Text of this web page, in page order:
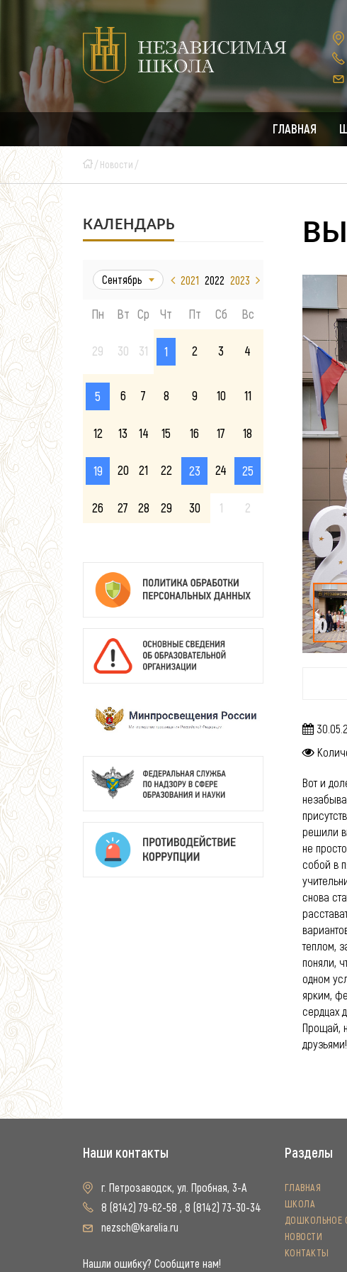
ГЛАВНАЯ
Новости
КАЛЕНДАРЬ
Сентябрь 2021 2022 2023
Пн Вт Ср Чт Пт Сб Вс
29 30 31 1 2 3 4
5 6 7 8 9 10 11
12 13 14 15 16 17 18
19 20 21 22 23 24 25
26 27 28 29 30 1 2
Вот и
решили
не
собой в
снова
теплом,
поняли,
одном
ярким,
сердцах
Прощай,
друзьями!
Наши контакты
г. Петрозаводск, ул. Пробная, 3-А
8 (8142) 79-62-58 , 8 (8142) 73-30-34
nezsch@karelia.ru
Нашли ошибку? Сообщите нам!
Разделы
ГЛАВНАЯ
ШКОЛА
ДОШКОЛЬНОЕ
НОВОСТИ
КОНТАКТЫ